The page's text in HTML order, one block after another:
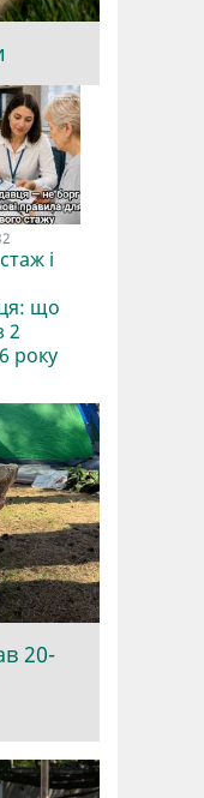
і
що
2
року
20-